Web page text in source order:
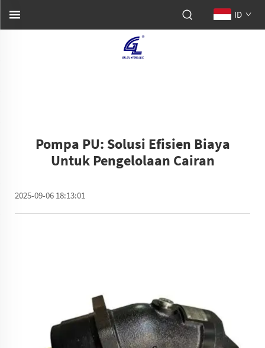
ID
Pompa PU: Solusi Efisien Biaya
Untuk Pengelolaan Cairan
2025-09-06 18:13:01